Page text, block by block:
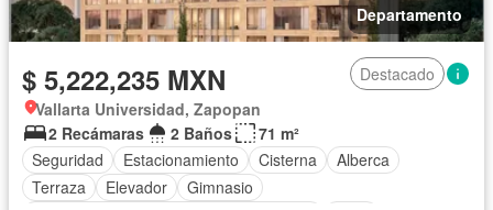
Departamento
$ 5,222,235 MXN
Destacado
Vallarta Universidad, Zapopan
2 Recámaras
2 Baños
71 m²
Seguridad
Estacionamiento Cisterna
Alberca
Terraza
Elevador
Gimnasio